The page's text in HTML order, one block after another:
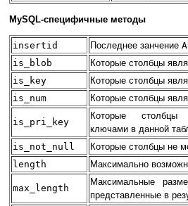
MySQL-специфичные методы
insertid Последнее занчение
is_blob
Которые столбцы
is_key
Которые столбцы
is_num
Которые столбцы
is_pri_key
Которые столбцы
ключами в данной
is_not_null
Которые столбцы не
length
Максимально
max_length
Максимальные
представленные в